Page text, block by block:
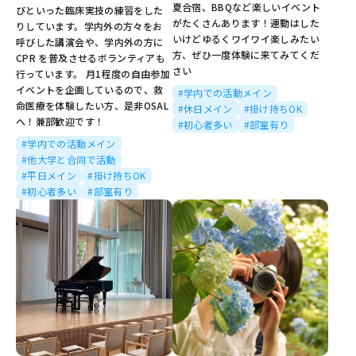
びといった臨床実技の練習をした
りしています。学内外の方々をお
呼びした講演会や、学内外の方に
CPR を普及させるボランティアも
行っています。 月1程度の自由参加
イベントを企画しているので、救
命医療を体験したい方、是非OSAL
へ！兼部歓迎です！
#学内での活動メイン
#他大学と合同で活動
#平日メイン
#掛け持ちOK
#初心者多い
#部室有り
夏合宿、BBQなど楽しいイベント
がたくさんあります！運動はした
いけどゆるくワイワイ楽しみたい
方、ぜひ一度体験に来てみてくだ
さい
#学内での活動メイン
#休日メイン
#掛け持ちOK
#初心者多い
#部室有り